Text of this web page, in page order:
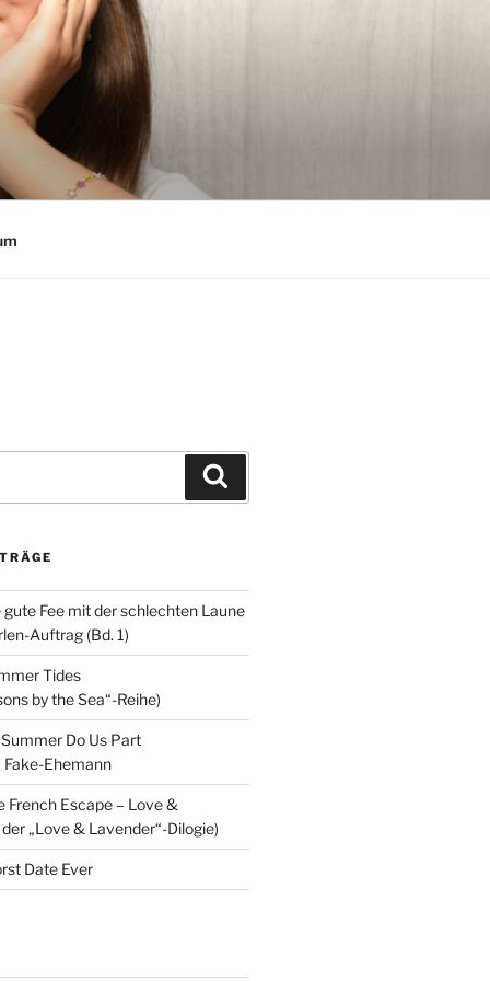
gute Fee mit der schlechten Laune
Auftrag (Bd. 1)
Tides
by the Sea“-Reihe)
Do Us Part
Ehemann
French Escape – Love &
„Love & Lavender“-Dilogie)
Date Ever